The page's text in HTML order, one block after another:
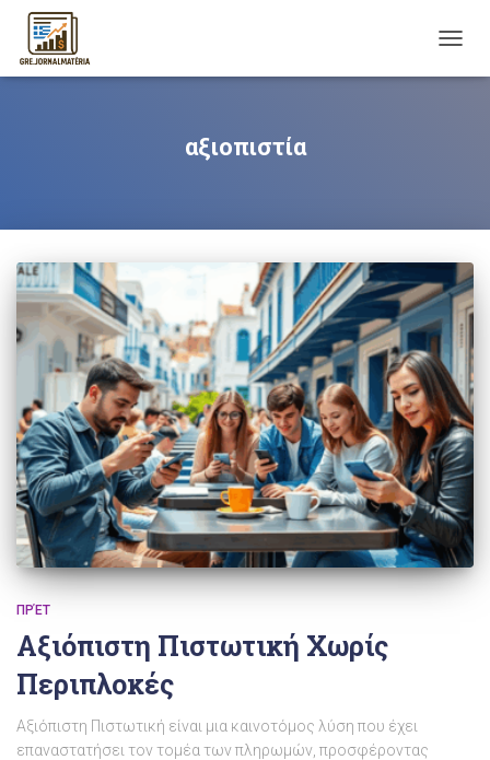
αξιοπιστία
ΠΡΈΤ
Αξιόπιστη Πιστωτική Χωρίς
Περιπλοκές
Αξιόπιστη Πιστωτική είναι μια καινοτόμος λύση που έχει
επαναστατήσει τον τομέα των πληρωμών, προσφέροντας